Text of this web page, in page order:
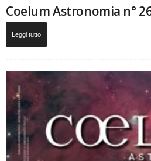
Coelum Astronomia n°
Leggi tutto